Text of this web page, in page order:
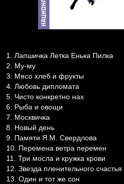
Лапшичка Летка Енька Пилка
Му-му
Мясо хлеб и фрукты
Любовь дипломата
Чисто конкретно нах
Рыба и овощи
Москвичка
Новый день
Памяти Я.М. Свердлова
Перемена ветра перемен
Три мосла и кружка крови
Звезда пленительного счастья
Один и тот же сон